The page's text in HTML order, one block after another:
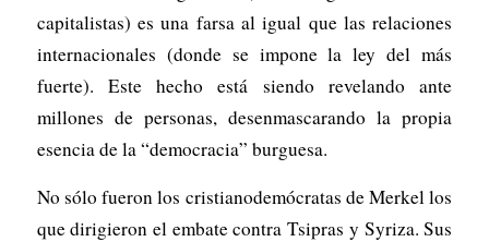
capitalistas) es una farsa al igual que las relaciones
internacionales (donde se impone la ley del más
fuerte). Este hecho está siendo revelando ante
millones de personas, desenmascarando la propia
esencia de la “democracia” burguesa.
No sólo fueron los cristianodemócratas de Merkel los
que dirigieron el embate contra Tsipras y Syriza. Sus